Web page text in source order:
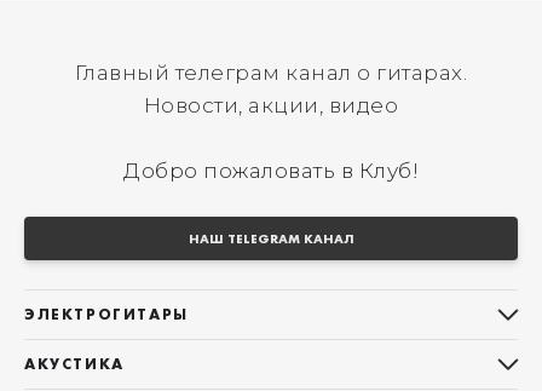
Главный телеграм канал о гитарах.
Новости, акции, видео
Добро пожаловать в Клуб!
НАШ TELEGRAM КАНАЛ
ЭЛЕКТРОГИТАРЫ
АКУСТИКА